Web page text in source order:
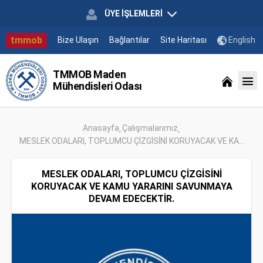
ÜYE İŞLEMLERİ
tmmob Bize Ulaşın Bağlantılar Site Haritası English
TMMOB Maden
Mühendisleri Odası
Anasayfa Çalışmalarımız
MESLEK ODALARI, TOPLUMCU ÇİZGİSİNİ KORUYACAK VE KA...
MESLEK ODALARI, TOPLUMCU ÇİZGİSİNİ
KORUYACAK VE KAMU YARARINI SAVUNMAYA
DEVAM EDECEKTİR.